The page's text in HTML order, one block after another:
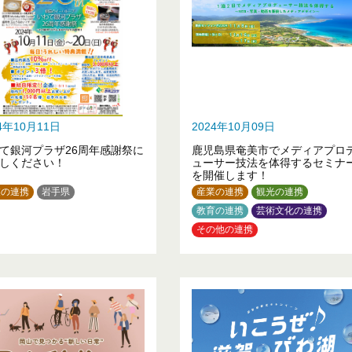
10月11日
銀河プラザ26周年感謝祭に
ください！
連携 岩手県
2024年10月09日
鹿児島県奄美市でメディアプロ
ューサー技法を体得するセミナ
を開催します！
産業の連携
観光の連携
教育の連携
芸術文化の連携
その他の連携